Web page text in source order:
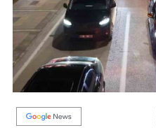
MAGAZİN
GALERİ
VİDEO
YAZARLAR